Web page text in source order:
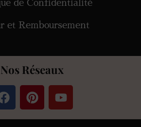
de Confidentialité
et Remboursement
Nos Réseaux